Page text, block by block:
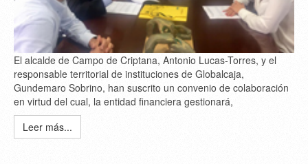
El alcalde de Campo de Criptana, Antonio Lucas-Torres, y el
responsable territorial de instituciones de Globalcaja,
Gundemaro Sobrino, han suscrito un convenio de colaboración
en virtud del cual, la entidad financiera gestionará,
Leer más...